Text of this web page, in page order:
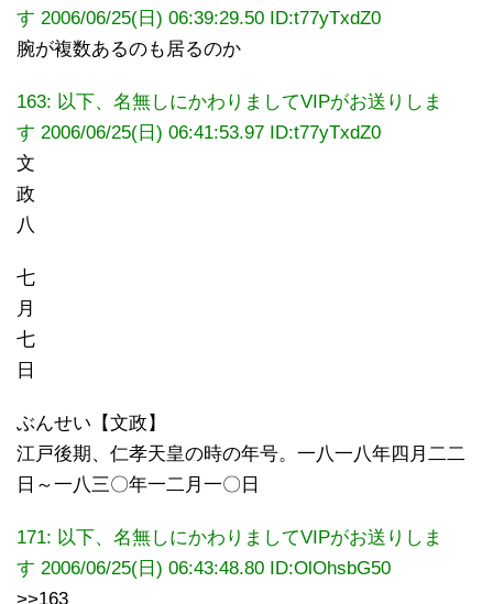
す 2006/06/25(日) 06:39:29.50 ID:t77yTxdZ0
腕が複数あるのも居るのか
163: 以下、名無しにかわりましてVIPがお送りしま
す 2006/06/25(日) 06:41:53.97 ID:t77yTxdZ0
文
政
八
七
月
七
日
ぶんせい【文政】
江戸後期、仁孝天皇の時の年号。一八一八年四月二二
日～一八三〇年一二月一〇日
171: 以下、名無しにかわりましてVIPがお送りしま
す 2006/06/25(日) 06:43:48.80 ID:OlOhsbG50
>>163